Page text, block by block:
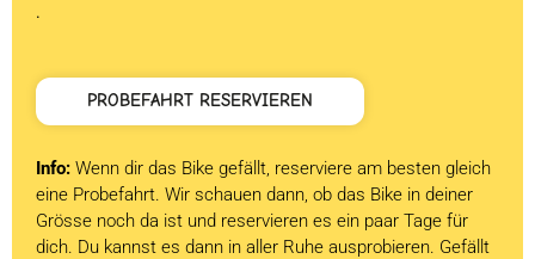
.
PROBEFAHRT RESERVIEREN
Info: Wenn dir das Bike gefällt, reserviere am besten gleich
eine Probefahrt. Wir schauen dann, ob das Bike in deiner
Grösse noch da ist und reservieren es ein paar Tage für
dich. Du kannst es dann in aller Ruhe ausprobieren. Gefällt